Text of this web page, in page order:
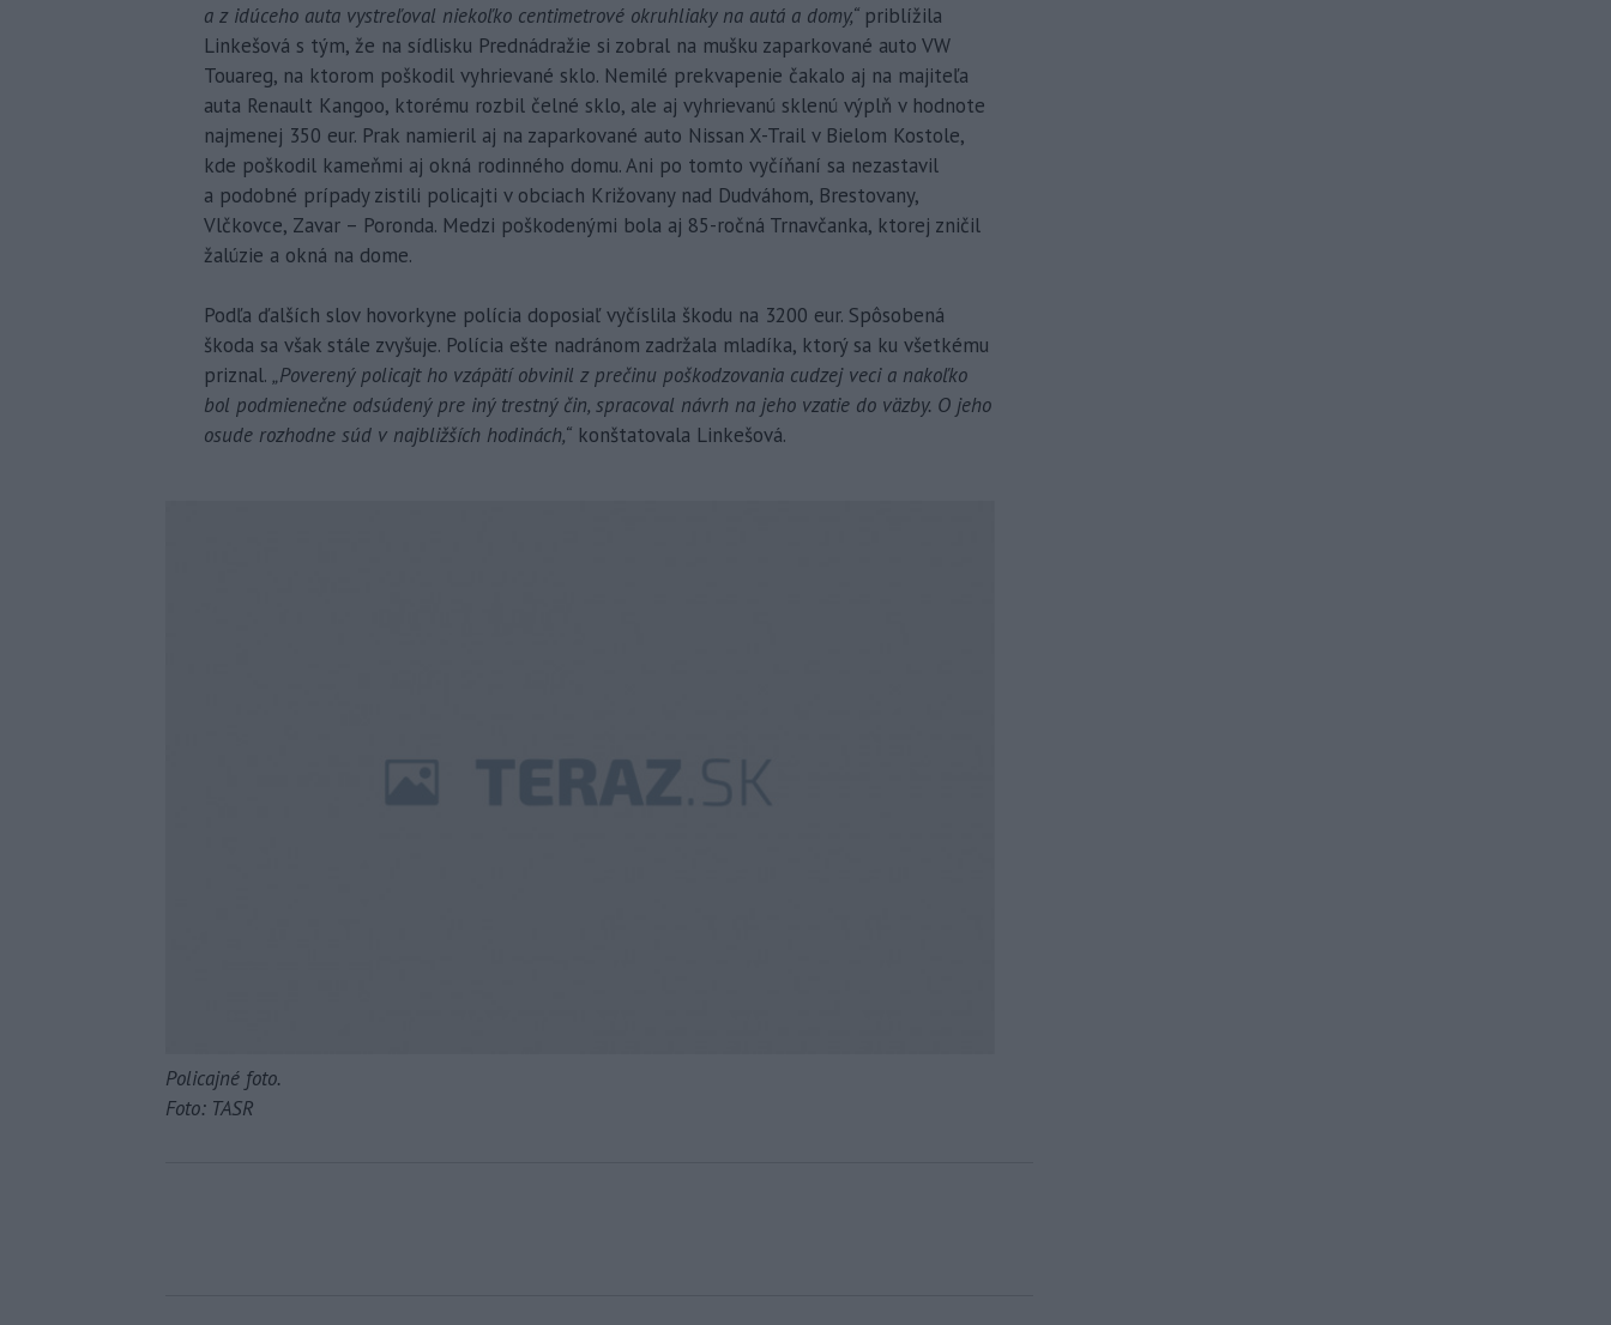
a z idúceho auta vystreľoval niekoľko centimetrové okruhliaky na autá a domy,“ priblížila
Linkešová s tým, že na sídlisku Prednádražie si zobral na mušku zaparkované auto VW
Touareg, na ktorom poškodil vyhrievané sklo. Nemilé prekvapenie čakalo aj na majiteľa
auta Renault Kangoo, ktorému rozbil čelné sklo, ale aj vyhrievanú sklenú výplň v hodnote
najmenej 350 eur. Prak namieril aj na zaparkované auto Nissan X-Trail v Bielom Kostole,
kde poškodil kameňmi aj okná rodinného domu. Ani po tomto vyčíňaní sa nezastavil
a podobné prípady zistili policajti v obciach Križovany nad Dudváhom, Brestovany,
Vlčkovce, Zavar – Poronda. Medzi poškodenými bola aj 85-ročná Trnavčanka, ktorej zničil
žalúzie a okná na dome.
Podľa ďalších slov hovorkyne polícia doposiaľ vyčíslila škodu na 3200 eur. Spôsobená
škoda sa však stále zvyšuje. Polícia ešte nadránom zadržala mladíka, ktorý sa ku všetkému
priznal. „Poverený policajt ho vzápätí obvinil z prečinu poškodzovania cudzej veci a nakoľko
bol podmienečne odsúdený pre iný trestný čin, spracoval návrh na jeho vzatie do väzby. O jeho
osude rozhodne súd v najbližších hodinách,“ konštatovala Linkešová.
Policajné foto.
Foto: TASR